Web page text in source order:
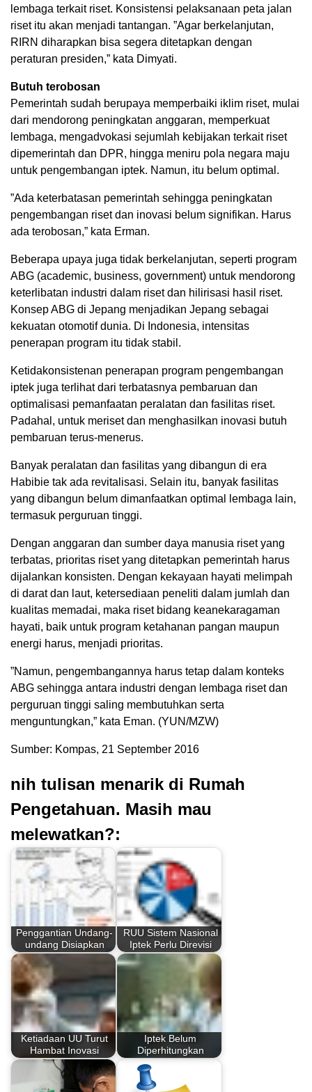
lembaga terkait riset. Konsistensi pelaksanaan peta jalan
riset itu akan menjadi tantangan. ”Agar berkelanjutan,
RIRN diharapkan bisa segera ditetapkan dengan
peraturan presiden,” kata Dimyati.
Butuh terobosan
Pemerintah sudah berupaya memperbaiki iklim riset, mulai
dari mendorong peningkatan anggaran, memperkuat
lembaga, mengadvokasi sejumlah kebijakan terkait riset
dipemerintah dan DPR, hingga meniru pola negara maju
untuk pengembangan iptek. Namun, itu belum optimal.
”Ada keterbatasan pemerintah sehingga peningkatan
pengembangan riset dan inovasi belum signifikan. Harus
ada terobosan,” kata Erman.
Beberapa upaya juga tidak berkelanjutan, seperti program
ABG (academic, business, government) untuk mendorong
keterlibatan industri dalam riset dan hilirisasi hasil riset.
Konsep ABG di Jepang menjadikan Jepang sebagai
kekuatan otomotif dunia. Di Indonesia, intensitas
penerapan program itu tidak stabil.
Ketidakonsistenan penerapan program pengembangan
iptek juga terlihat dari terbatasnya pembaruan dan
optimalisasi pemanfaatan peralatan dan fasilitas riset.
Padahal, untuk meriset dan menghasilkan inovasi butuh
pembaruan terus-menerus.
Banyak peralatan dan fasilitas yang dibangun di era
Habibie tak ada revitalisasi. Selain itu, banyak fasilitas
yang dibangun belum dimanfaatkan optimal lembaga lain,
termasuk perguruan tinggi.
Dengan anggaran dan sumber daya manusia riset yang
terbatas, prioritas riset yang ditetapkan pemerintah harus
dijalankan konsisten. Dengan kekayaan hayati melimpah
di darat dan laut, ketersediaan peneliti dalam jumlah dan
kualitas memadai, maka riset bidang keanekaragaman
hayati, baik untuk program ketahanan pangan maupun
energi harus, menjadi prioritas.
”Namun, pengembangannya harus tetap dalam konteks
ABG sehingga antara industri dengan lembaga riset dan
perguruan tinggi saling membutuhkan serta
menguntungkan,” kata Eman. (YUN/MZW)
Sumber: Kompas, 21 September 2016
nih tulisan menarik di Rumah
Pengetahuan. Masih mau
melewatkan?:
Penggantian Undang-
undang Disiapkan
RUU Sistem Nasional
Iptek Perlu Direvisi
Ketiadaan UU Turut
Hambat Inovasi
Iptek Belum
Diperhitungkan